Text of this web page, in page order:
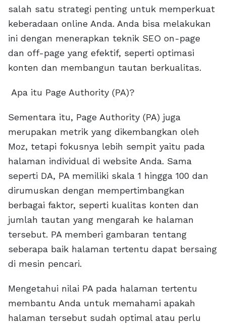
salah satu strategi penting untuk memperkuat
keberadaan online Anda. Anda bisa melakukan
ini dengan menerapkan teknik SEO on-page
dan off-page yang efektif, seperti optimasi
konten dan membangun tautan berkualitas.
Apa itu Page Authority (PA)?
Sementara itu, Page Authority (PA) juga
merupakan metrik yang dikembangkan oleh
Moz, tetapi fokusnya lebih sempit yaitu pada
halaman individual di website Anda. Sama
seperti DA, PA memiliki skala 1 hingga 100 dan
dirumuskan dengan mempertimbangkan
berbagai faktor, seperti kualitas konten dan
jumlah tautan yang mengarah ke halaman
tersebut. PA memberi gambaran tentang
seberapa baik halaman tertentu dapat bersaing
di mesin pencari.
Mengetahui nilai PA pada halaman tertentu
membantu Anda untuk memahami apakah
halaman tersebut sudah optimal atau perlu